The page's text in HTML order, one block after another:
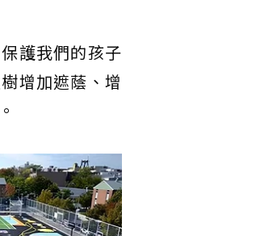
護我們的孩子
增加遮蔭、增